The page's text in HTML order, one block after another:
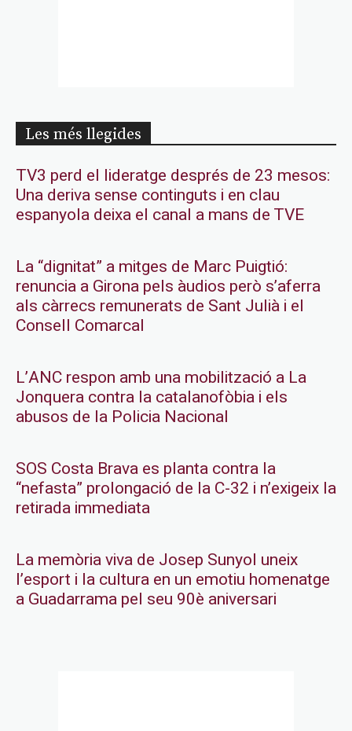
Les més llegides
TV3 perd el lideratge després de 23 mesos:
Una deriva sense continguts i en clau
espanyola deixa el canal a mans de TVE
La “dignitat” a mitges de Marc Puigtió:
renuncia a Girona pels àudios però s’aferra
als càrrecs remunerats de Sant Julià i el
Consell Comarcal
L’ANC respon amb una mobilització a La
Jonquera contra la catalanofòbia i els
abusos de la Policia Nacional
SOS Costa Brava es planta contra la
“nefasta” prolongació de la C-32 i n’exigeix la
retirada immediata
La memòria viva de Josep Sunyol uneix
l’esport i la cultura en un emotiu homenatge
a Guadarrama pel seu 90è aniversari